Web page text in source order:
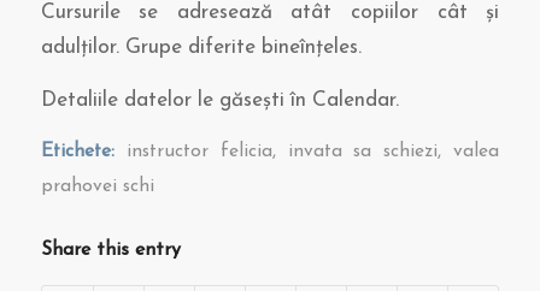
Cursurile se adresează atât copiilor cât și
adulților. Grupe diferite bineînțeles.
Detaliile datelor le găsești în Calendar.
Etichete: instructor felicia, invata sa schiezi,valea
prahovei schi
Share this entry